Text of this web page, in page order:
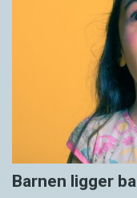
Barnen ligger